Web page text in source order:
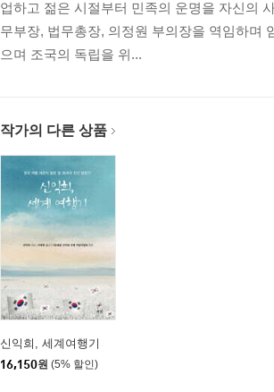
업하고 젊은 시절부터 민족의 운명을 자신의
무부장, 법무총장, 의정원 부의장을 역임하며
으며 조국의 독립을 위...
작가의 다른 상품
신익희, 세계여행기
16,150원 (5% 할인)